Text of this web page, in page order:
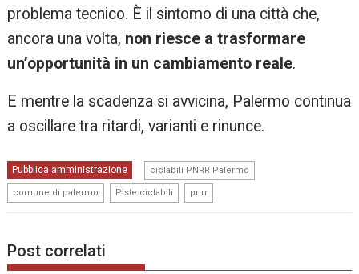
problema tecnico. È il sintomo di una città che,
ancora una volta, non riesce a trasformare
un’opportunità in un cambiamento reale.
E mentre la scadenza si avvicina, Palermo continua
a oscillare tra ritardi, varianti e rinunce.
Pubblica amministrazione ciclabili PNRR Palermo
comune di palermo Piste ciclabili pnrr
Post correlati